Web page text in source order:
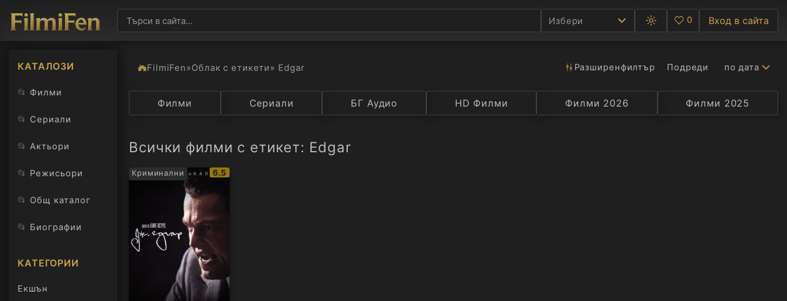
Избери
Превключване
между
светла
Любими
0 Вход в сайта
КАТАЛОЗИ
📂 Филми
📂 Сериали
📂 Актьори
📂 Режисьори
📂 Общ каталог
📂 Биографии
КАТЕГОРИИ
Екшън
FilmiFen»Облак с етикети» Edgar Разширенфилтър Подреди по дата
Категория Държава Рейтинг Селекция Превод Актьор
Филми Сериали БГ Аудио HD Филми Филми 2026 Филми 2025
Всички филми с етикет: Edgar
Криминални
IMDb
6.5